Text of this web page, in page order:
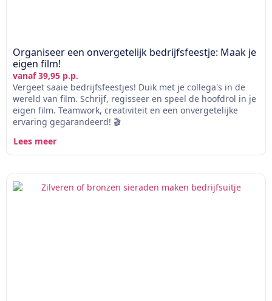
Organiseer een onvergetelijk bedrijfsfeestje: Maak je
eigen film!
vanaf 39,95 p.p.
Vergeet saaie bedrijfsfeestjes! Duik met je collega's in de
wereld van film. Schrijf, regisseer en speel de hoofdrol in je
eigen film. Teamwork, creativiteit en een onvergetelijke
ervaring gegarandeerd! 🎬
Lees meer